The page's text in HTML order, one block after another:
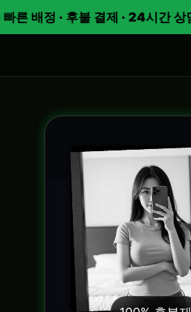
정 · 후불 결제 · 24시간 상담 🔥